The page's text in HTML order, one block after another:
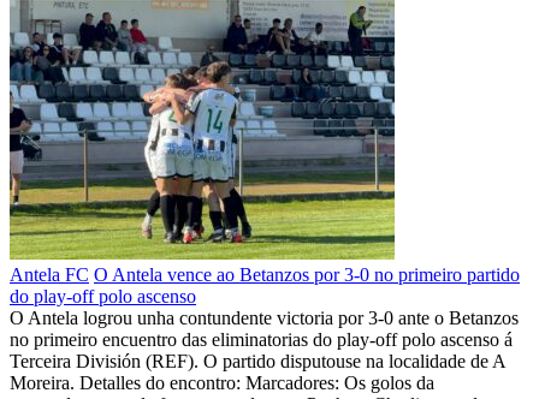
Antela FC O Antela vence ao Betanzos por 3-0 no primeiro partido
do play-off polo ascenso
O Antela logrou unha contundente victoria por 3-0 ante o Betanzos
no primeiro encuentro das eliminatorias do play-off polo ascenso á
Terceira División (REF). O partido disputouse na localidade de A
Moreira. Detalles do encontro: Marcadores: Os golos da